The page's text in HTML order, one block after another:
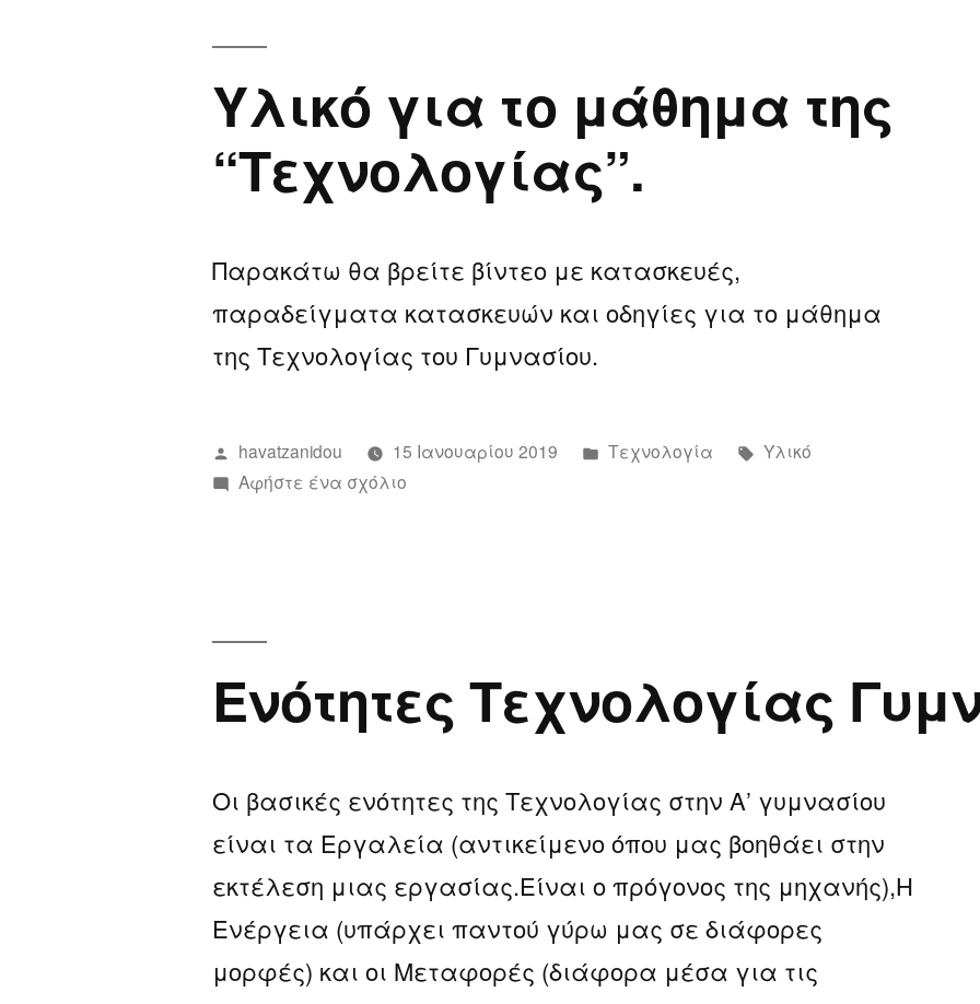
Υλικό για το μάθημα της
“Τεχνολογίας”.
Παρακάτω θα βρείτε βίντεο με κατασκευές,
παραδείγματα κατασκευών και οδηγίες για το μάθημα
της Τεχνολογίας του Γυμνασίου.
Συντάχθηκε
από
havatzanidou 15 Ιανουαρίου 2019
Αναρτήθηκε
Τεχνολογία Ετικέτες:
Υλικό
Αφήστε ένα σχόλιο
“Τεχνολογίας”.
Ενότητες Τεχνολογίας
Οι βασικές ενότητες της Τεχνολογίας στην Α’ γυμνασίου
είναι τα Εργαλεία (αντικείμενο όπου μας βοηθάει στην
εκτέλεση μιας εργασίας.Είναι ο πρόγονος της μηχανής),Η
Ενέργεια (υπάρχει παντού γύρω μας σε διάφορες
μορφές) και οι Μεταφορές (διάφορα μέσα για τις